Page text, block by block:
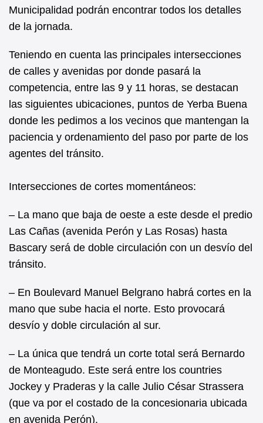
Municipalidad podrán encontrar todos los detalles
de la jornada.
Teniendo en cuenta las principales intersecciones
de calles y avenidas por donde pasará la
competencia, entre las 9 y 11 horas, se destacan
las siguientes ubicaciones, puntos de Yerba Buena
donde les pedimos a los vecinos que mantengan la
paciencia y ordenamiento del paso por parte de los
agentes del tránsito.
Intersecciones de cortes momentáneos:
– La mano que baja de oeste a este desde el predio
Las Cañas (avenida Perón y Las Rosas) hasta
Bascary será de doble circulación con un desvío del
tránsito.
– En Boulevard Manuel Belgrano habrá cortes en la
mano que sube hacia el norte. Esto provocará
desvío y doble circulación al sur.
– La única que tendrá un corte total será Bernardo
de Monteagudo. Este será entre los countries
Jockey y Praderas y la calle Julio César Strassera
(que va por el costado de la concesionaria ubicada
en avenida Perón).